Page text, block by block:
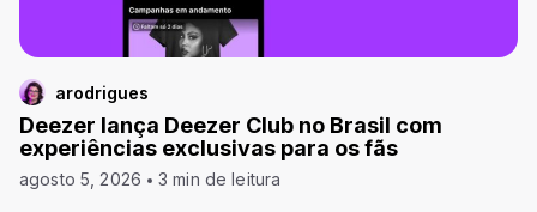
arodrigues
Deezer lança Deezer Club no Brasil com
experiências exclusivas para os fãs
agosto 5, 2026 3 min de leitura